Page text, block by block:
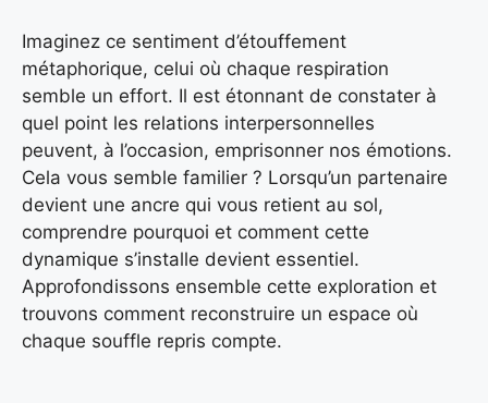
Imaginez ce sentiment d’étouffement
métaphorique, celui où chaque respiration
semble un effort. Il est étonnant de constater à
quel point les relations interpersonnelles
peuvent, à l’occasion, emprisonner nos émotions.
Cela vous semble familier ? Lorsqu’un partenaire
devient une ancre qui vous retient au sol,
comprendre pourquoi et comment cette
dynamique s’installe devient essentiel.
Approfondissons ensemble cette exploration et
trouvons comment reconstruire un espace où
chaque souffle repris compte.